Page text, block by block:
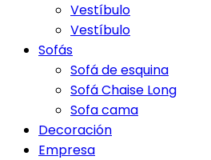
Vestíbulo
Vestíbulo
Sofás
Sofá de esquina
Sofá Chaise Long
Sofa cama
Decoración
Empresa